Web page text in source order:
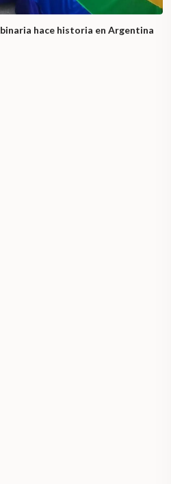
hace historia en Argentina